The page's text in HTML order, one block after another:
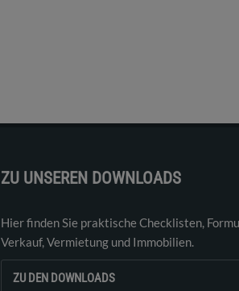
ZU UNSEREN DOWNLOADS
Hier finden Sie praktische Checklisten,
Verkauf, Vermietung und Immobilien.
ZU DEN DOWNLOADS